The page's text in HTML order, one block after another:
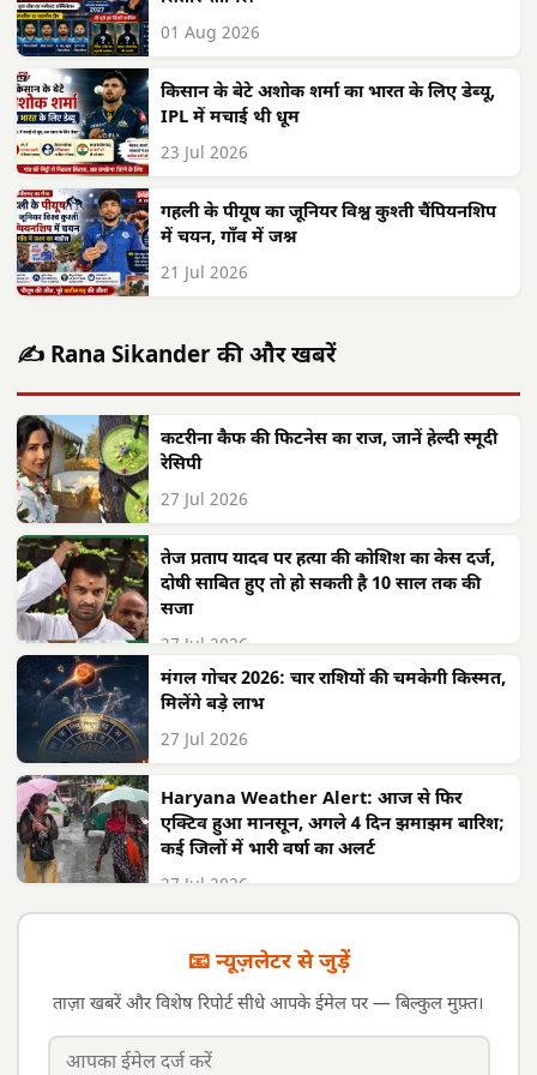
01 Aug 2026
किसान के बेटे अशोक शर्मा का भारत के लिए डेब्यू,
IPL में मचाई थी धूम
23 Jul 2026
गहली के पीयूष का जूनियर विश्व कुश्ती चैंपियनशिप
में चयन, गाँव में जश्न
21 Jul 2026
✍️ Rana Sikander की और खबरें
कटरीना कैफ की फिटनेस का राज, जानें हेल्दी स्मूदी
रेसिपी
27 Jul 2026
तेज प्रताप यादव पर हत्या की कोशिश का केस दर्ज,
दोषी साबित हुए तो हो सकती है 10 साल तक की
सजा
27 Jul 2026
मंगल गोचर 2026: चार राशियों की चमकेगी किस्मत,
मिलेंगे बड़े लाभ
27 Jul 2026
Haryana Weather Alert: आज से फिर
एक्टिव हुआ मानसून, अगले 4 दिन झमाझम बारिश;
कई जिलों में भारी वर्षा का अलर्ट
27 Jul 2026
📧 न्यूज़लेटर से जुड़ें
ताज़ा खबरें और विशेष रिपोर्ट सीधे आपके ईमेल पर — बिल्कुल मुफ़्त।